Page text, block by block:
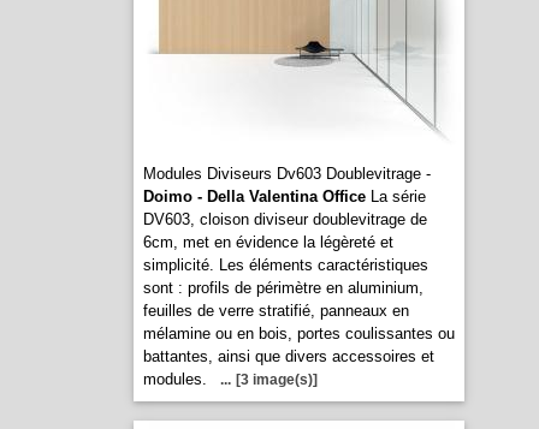
Modules Diviseurs Dv603 Doublevitrage -
Doimo - Della Valentina OfficeLa série
DV603, cloison diviseur doublevitrage de
6cm, met en évidence la légèreté et
simplicité. Les éléments caractéristiques
sont : profils de périmètre en aluminium,
feuilles de verre stratifié, panneaux en
mélamine ou en bois, portes coulissantes ou
battantes, ainsi que divers accessoires et
modules.
... [3 image(s)]